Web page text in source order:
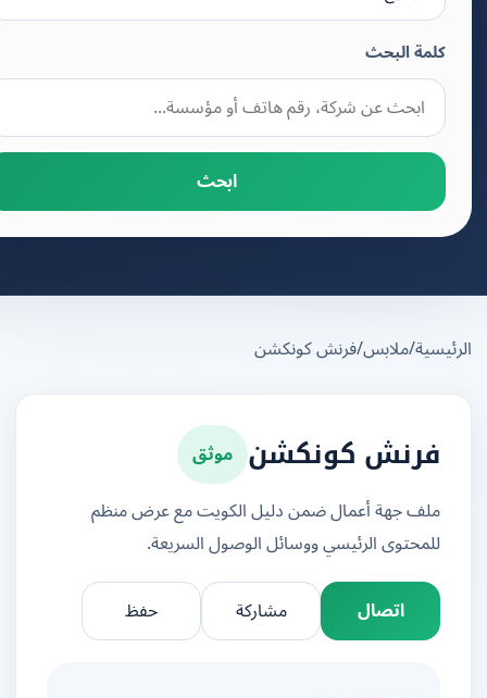
كلمة البحث
ابحث
/ملابس/فرنش كونكشن
فرنش كونكشن موثق
ملف جهة أعمال ضمن دليل الكويت مع عرض منظم
للمحتوى الرئيسي ووسائل الوصول السريعة.
اتصال
مشاركة